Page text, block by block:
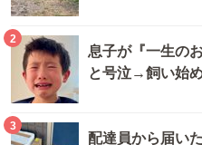
2
息子が『一生の
と号泣→飼い始
3
配達員から届い